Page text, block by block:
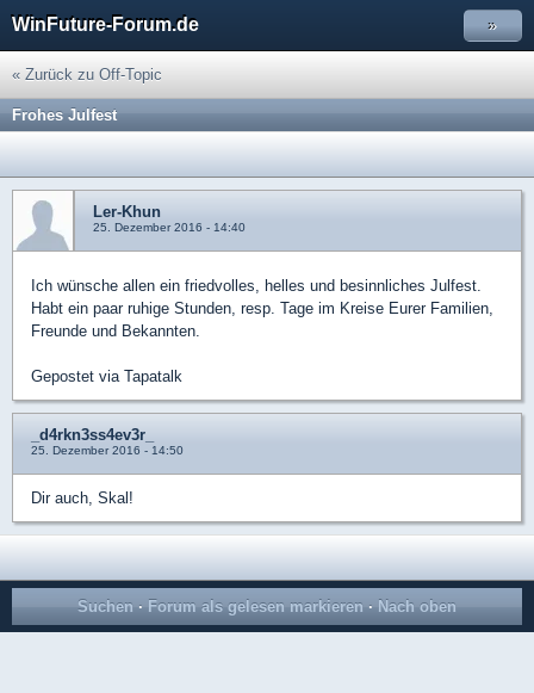
WinFuture-Forum.de »
« Zurück zu Off-Topic
Frohes Julfest
Ler-Khun
25. Dezember 2016 - 14:40
Ich wünsche allen ein friedvolles, helles und besinnliches Julfest.
Habt ein paar ruhige Stunden, resp. Tage im Kreise Eurer Familien,
Freunde und Bekannten.
Gepostet via Tapatalk
_d4rkn3ss4ev3r_
25. Dezember 2016 - 14:50
Dir auch, Skal!
Suchen · Forum als gelesen markieren · Nach oben